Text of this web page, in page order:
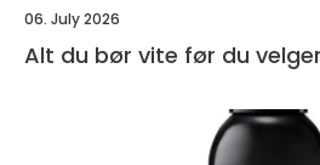
06. July 2026
Alt du bør vite før du